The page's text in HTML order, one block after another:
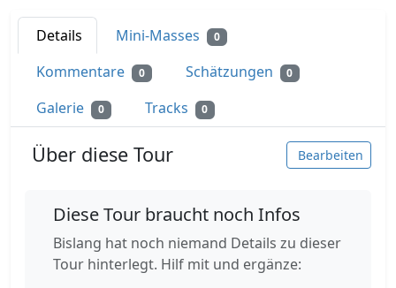
Details Mini-Masses 0
Kommentare 0 Schätzungen 0
Galerie 0 Tracks 0
Über diese Tour Bearbeiten
Diese Tour braucht noch Infos
Bislang hat noch niemand Details zu dieser
Tour hinterlegt. Hilf mit und ergänze: